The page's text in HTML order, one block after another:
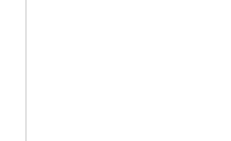
en eau de